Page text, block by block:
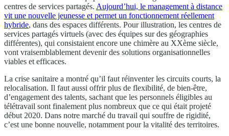
centres de services partagés. Aujourd’hui, le management à distance
vit une nouvelle jeunesse et permet un fonctionnement réellement
hybride, dans des espaces différents. Pour illustration, les centres de
services partagés virtuels (avec des équipes sur des géographies
différentes), qui consistaient encore une chimère au XXème siècle,
vont vraisemblablement devenir des solutions organisationnelles
viables et efficaces.
La crise sanitaire a montré qu’il faut réinventer les circuits courts, la
relocalisation. Il faut aussi offrir plus de flexibilité, de bien-être,
d’engagement des talents, sachant que les personnels éligibles au
télétravail sont finalement plus nombreux que ce qui était projeté
début 2020. Dans notre marché du travail qui souffre de rigidité,
c’est une bonne nouvelle, notamment pour la vitalité des territoires.